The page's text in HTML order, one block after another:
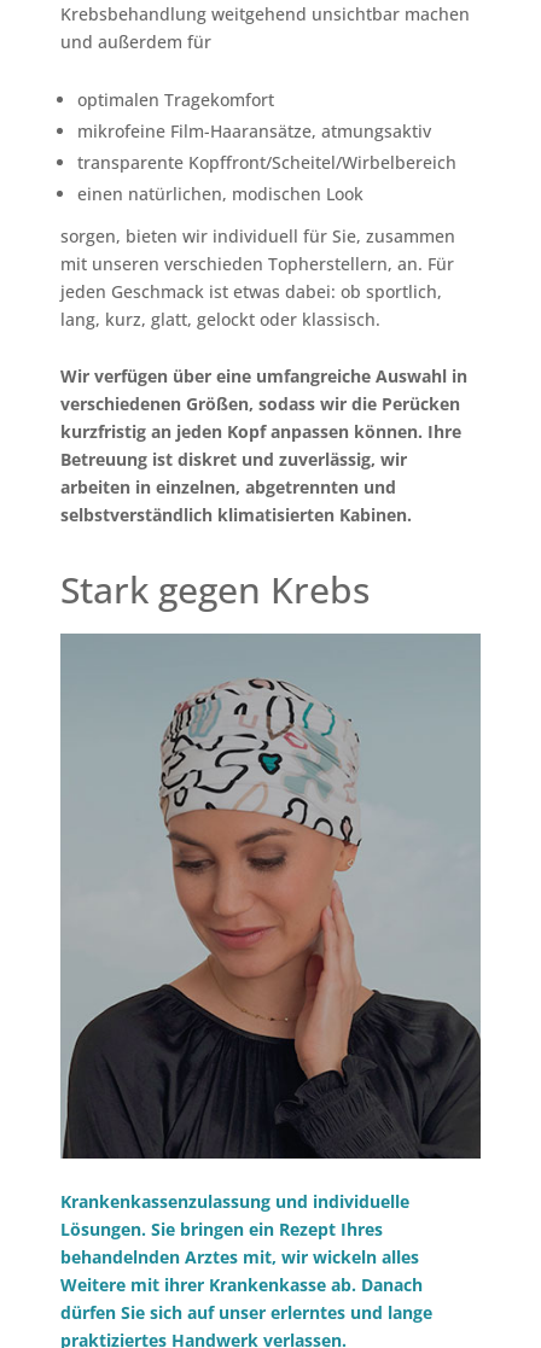
Krebsbehandlung weitgehend unsichtbar machen
und ​außerdem für
​optimalen Tragekomfort
mikrofeine Film-Haaransätze, atmungsaktiv
transparente Kopffront/Scheitel/Wirbelbereich
einen natürlichen, modischen Look
sorgen, bieten wir individuell für Sie, zusammen
mit unseren verschieden Topherstellern, an. Für
jeden Geschmack ist etwas dabei: ob sportlich,
lang, kurz, glatt, gelockt oder klassisch.
Wir verfügen über eine umfangreiche Auswahl in
verschiedenen Größen, sodass wir die Perücken
kurzfristig an jeden Kopf anpassen können. Ihre
Betreuung ist diskret und zuverlässig, wir
arbeiten in einzelnen, abgetrennten und
selbstverständlich klimatisierten Kabinen.
Stark gegen Krebs
Krankenkassenzulassung und individuelle
Lösungen. Sie bringen ein Rezept Ihres
behandelnden Arztes mit, wir wickeln alles
Weitere mit ihrer Krankenkasse ab. Danach
dürfen Sie sich auf unser erlerntes und lange
praktiziertes Handwerk verlassen.